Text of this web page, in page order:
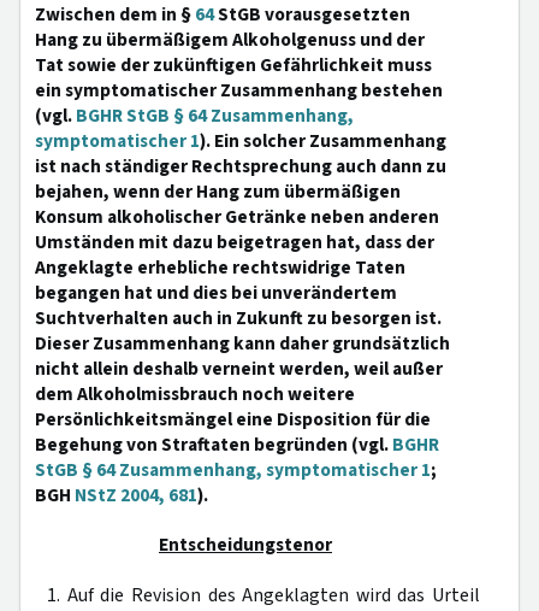
Zwischen dem in §64StGB vorausgesetzten
Hang zu übermäßigem Alkoholgenuss und der
Tat sowie der zukünftigen Gefährlichkeit muss
ein symptomatischer Zusammenhang bestehen
(vgl.BGHR StGB § 64 Zusammenhang,
symptomatischer 1). Ein solcher Zusammenhang
ist nach ständiger Rechtsprechung auch dann zu
bejahen, wenn der Hang zum übermäßigen
Konsum alkoholischer Getränke neben anderen
Umständen mit dazu beigetragen hat, dass der
Angeklagte erhebliche rechtswidrige Taten
begangen hat und dies bei unverändertem
Suchtverhalten auch in Zukunft zu besorgen ist.
Dieser Zusammenhang kann daher grundsätzlich
nicht allein deshalb verneint werden, weil außer
dem Alkoholmissbrauch noch weitere
Persönlichkeitsmängel eine Disposition für die
Begehung von Straftaten begründen (vgl.BGHR
StGB § 64 Zusammenhang, symptomatischer 1;
BGH NStZ 2004, 681).
Entscheidungstenor
1. Auf die Revision des Angeklagten wird das Urteil